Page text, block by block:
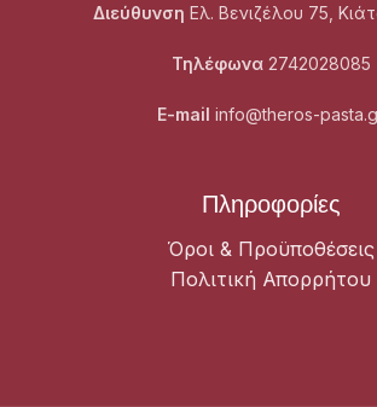
Διεύθυνση Ελ. Βενιζέλου 75,
Τηλέφωνα 2742028085
E-mail info@theros-
Πληροφορίες
Όροι & Προϋποθέσεις
Πολιτική Απορρήτου